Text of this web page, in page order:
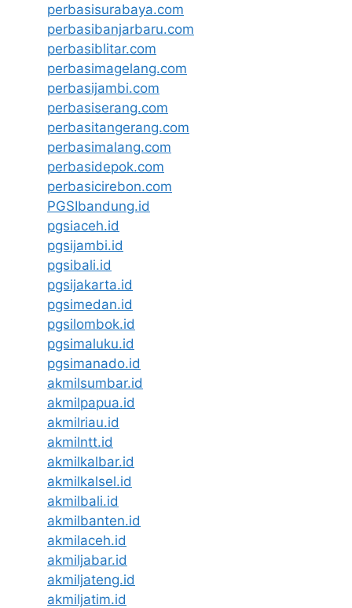
perbasisurabaya.com
perbasibanjarbaru.com
perbasiblitar.com
perbasimagelang.com
perbasijambi.com
perbasiserang.com
perbasitangerang.com
perbasimalang.com
perbasidepok.com
perbasicirebon.com
PGSIbandung.id
pgsiaceh.id
pgsijambi.id
pgsibali.id
pgsijakarta.id
pgsimedan.id
pgsilombok.id
pgsimaluku.id
pgsimanado.id
akmilsumbar.id
akmilpapua.id
akmilriau.id
akmilntt.id
akmilkalbar.id
akmilkalsel.id
akmilbali.id
akmilbanten.id
akmilaceh.id
akmiljabar.id
akmiljateng.id
akmiljatim.id